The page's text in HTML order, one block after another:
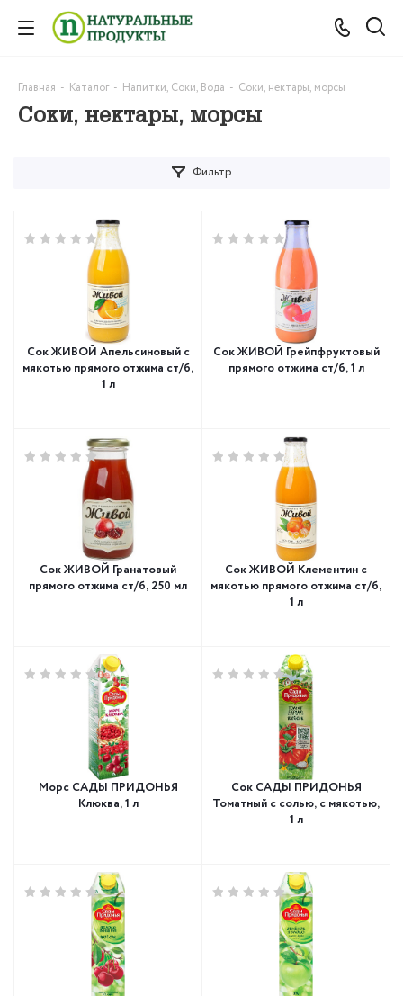
Соки, нектары, морсы
Главная - Каталог - Напитки, Соки, Вода - Соки, нектары, морсы
Фильтр
Сок ЖИВОЙ Апельсиновый с
мякотью прямого отжима ст/б,
1 л
Сок ЖИВОЙ Грейпфруктовый
прямого отжима ст/б, 1 л
Сок ЖИВОЙ Гранатовый
прямого отжима ст/б, 250 мл
Сок ЖИВОЙ Клементин с
мякотью прямого отжима ст/б,
1 л
Морс САДЫ ПРИДОНЬЯ
Клюква, 1 л
Сок САДЫ ПРИДОНЬЯ
Томатный с солью, с мякотью,
1 л